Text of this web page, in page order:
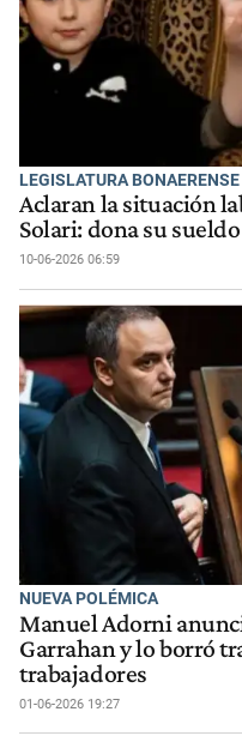
LEGISLATURA BONAERENSE
Aclaran la situación
Solari: dona su
10-06-2026 06:59
NUEVA POLÉMICA
Manuel Adorni
Garrahan y lo borró
trabajadores
01-06-2026 19:27